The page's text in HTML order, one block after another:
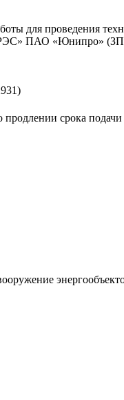
для проведения
ПАО «Юнипро»
продлении срока